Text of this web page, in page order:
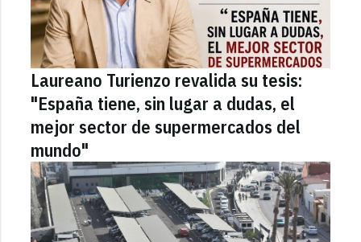
Laureano Turienzo revalida su tesis:
"España tiene, sin lugar a dudas, el
mejor sector de supermercados del
mundo"